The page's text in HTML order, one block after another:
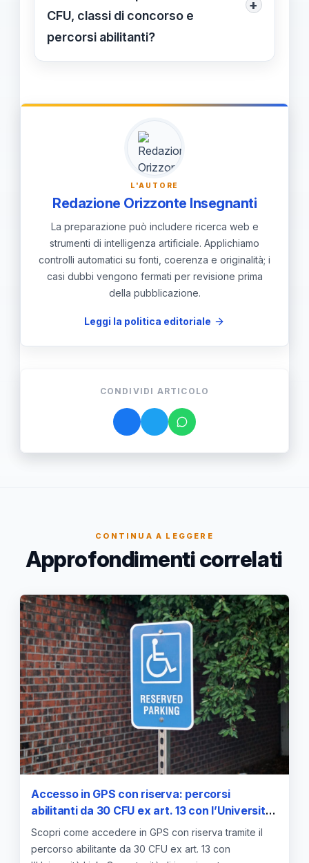
nelle GPS per capire quali CFU
servono realmente; scegli corsi mirati
CFU, classi di concorso e
percorsi abilitanti?
+
Sì, l'Università Link offre consulenza
classi disponibili e sugli esami singoli
da integrare; una guida dedicata ti
aiuterà a pianificare l’itinerario più
adatto alle tue esigenze.
L'AUTORE
Redazione Orizzonte Insegnanti
La preparazione può includere ricerca web e
strumenti di intelligenza artificiale. Applichiamo
controlli automatici su fonti, coerenza e originalità; i
casi dubbi vengono fermati per revisione prima
della pubblicazione.
Leggi la politica editoriale
CONDIVIDI ARTICOLO
CONTINUA A LEGGERE
Approfondimenti correlati
Accesso in GPS con riserva: percorsi
abilitanti da 30 CFU ex art. 13 con l’Università
Link — approfondimento e guida
Scopri come accedere in GPS con riserva tramite il
percorso abilitante da 30 CFU ex art. 13 con